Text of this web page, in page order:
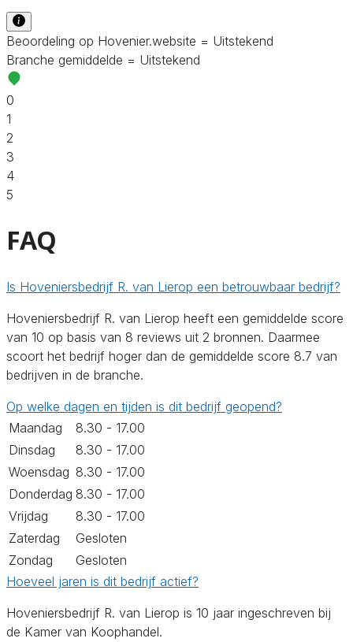
Beoordeling op Hovenier.website = Uitstekend
Branche gemiddelde = Uitstekend
0
1
2
3
4
5
FAQ
Is Hoveniersbedrijf R. van Lierop een betrouwbaar bedrijf?
Hoveniersbedrijf R. van Lierop heeft een gemiddelde score
van 10 op basis van 8 reviews uit 2 bronnen. Daarmee
scoort het bedrijf hoger dan de gemiddelde score 8.7 van
bedrijven in de branche.
Op welke dagen en tijden is dit bedrijf geopend?
Maandag
8.30 - 17.00
Dinsdag
8.30 - 17.00
Woensdag 8.30 - 17.00
Donderdag 8.30 - 17.00
Vrijdag
8.30 - 17.00
Zaterdag
Gesloten
Zondag
Gesloten
Hoeveel jaren is dit bedrijf actief?
Hoveniersbedrijf R. van Lierop is 10 jaar ingeschreven bij
de Kamer van Koophandel.